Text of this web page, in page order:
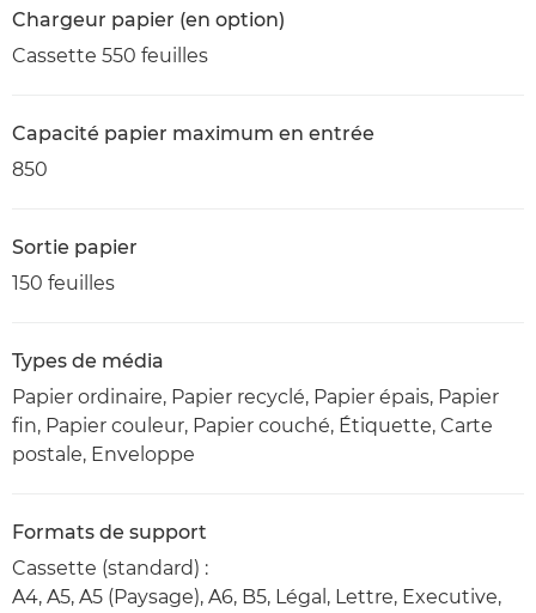
Chargeur papier (en option)
Cassette 550 feuilles
Capacité papier maximum en entrée
850
Sortie papier
150 feuilles
Types de média
Papier ordinaire, Papier recyclé, Papier épais, Papier
fin, Papier couleur, Papier couché, Étiquette, Carte
postale, Enveloppe
Formats de support
Cassette (standard) :
A4, A5, A5 (Paysage), A6, B5, Légal, Lettre, Executive,